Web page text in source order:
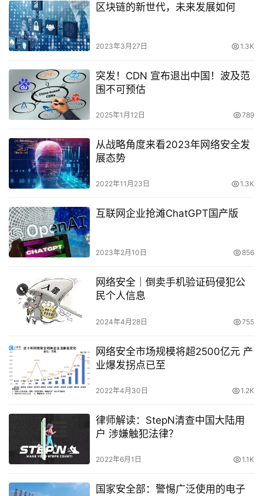
区块链的新世代，未来发展如何
2023年3月27日 1.3K
突发！CDN 宣布退出中国！波及范
围不可预估
2025年1月12日 789
从战略角度来看2023年网络安全发
展态势
2022年11月23日 1.3K
互联网企业抢滩ChatGPT国产版
2023年2月10日 856
网络安全｜倒卖手机验证码侵犯公
民个人信息
2024年4月28日 755
网络安全市场规模将超2500亿元 产
业爆发拐点已至
2022年4月30日 1.2K
律师解读：StepN清查中国大陆用
户 涉嫌触犯法律？
2022年6月1日 1.1K
国家安全部：警惕广泛使用的电子